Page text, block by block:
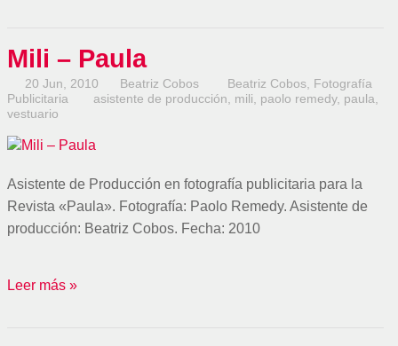
Mili – Paula
20 Jun, 2010 Beatriz Cobos Beatriz Cobos Fotografía
Publicitaria
asistente de producción mili paolo remedy, paula
vestuario
Asistente de Producción en fotografía publicitaria para la
Revista «Paula». Fotografía: Paolo Remedy. Asistente de
producción: Beatriz Cobos. Fecha: 2010
Leer más »